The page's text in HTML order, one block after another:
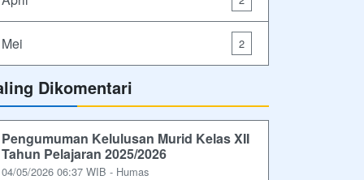
Mei 2
Dikomentari
Pengumuman Kelulusan Murid Kelas XII
Tahun Pelajaran 2025/2026
04/05/2026 06:37 WIB - Humas